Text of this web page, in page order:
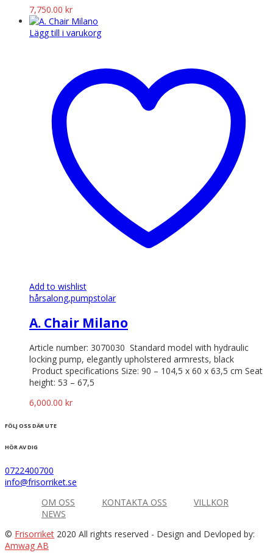
7,750.00 kr
Lägg till i varukorg
Add to wishlist
hårsalong,pumpstolar
A. Chair Milano
Article number: 3070030 Standard model with hydraulic
locking pump, elegantly upholstered armrests, black
Product specifications Size: 90 – 104,5 x 60 x 63,5 cm Seat
height: 53 – 67,5
6,000.00 kr
FÖLJ OSS DÄR UTE
HÖR AV DIG
0722400700
info@frisorriket.se
OM OSS
KONTAKTA OSS
VILLKOR
NEWS
© Frisorriket 2020 All rights reserved - Design and Devloped by:
Amwag AB